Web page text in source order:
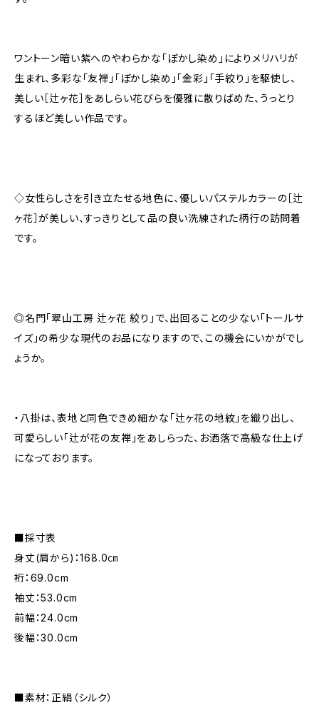
ワントーン暗い紫へのやわらかな「ぼかし染め」によりメリハリが
生まれ、多彩な「友禅」「ぼかし染め」「金彩」「手絞り」を駆使し、
美しい［辻ヶ花］をあしらい花びらを優雅に散りばめた、うっとり
するほど美しい作品です。
◇女性らしさを引き立たせる地色に、優しいパステルカラーの［辻
ヶ花］が美しい、すっきりとして品の良い洗練された柄行の訪問着
です。
◎名門「翠山工房 辻ヶ花 絞り」で、出回ることの少ない「トールサ
イズ」の希少な現代のお品になりますので、この機会にいかがでし
ょうか。
・八掛は、表地と同色できめ細かな「辻ヶ花の地紋」を織り出し、
可愛らしい「辻が花の友禅」をあしらった、お洒落で高級な仕上げ
になっております。
■採寸表
身丈(肩から)：168.0㎝
裄：69.0cm
袖丈：53.0cm
前幅：24.0cm
後幅：30.0cm
■素材：正絹（シルク）